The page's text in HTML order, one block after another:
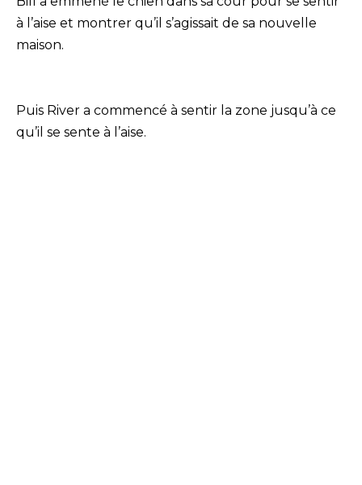
à l’aise et montrer qu’il s’agissait de sa nouvelle
maison.
Puis River a commencé à sentir la zone jusqu’à ce
qu’il se sente à l’aise.